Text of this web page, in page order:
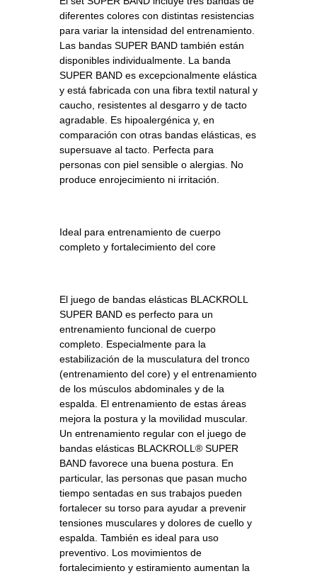
diferentes colores con distintas resistencias
para variar la intensidad del entrenamiento.
Las bandas SUPER BAND también están
disponibles individualmente. La banda
SUPER BAND es excepcionalmente elástica
y está fabricada con una fibra textil natural y
caucho, resistentes al desgarro y de tacto
agradable. Es hipoalergénica y, en
comparación con otras bandas elásticas, es
supersuave al tacto. Perfecta para
personas con piel sensible o alergias. No
produce enrojecimiento ni irritación.
Ideal para entrenamiento de cuerpo
completo y fortalecimiento del core
El juego de bandas elásticas BLACKROLL
SUPER BAND es perfecto para un
entrenamiento funcional de cuerpo
completo. Especialmente para la
estabilización de la musculatura del tronco
(entrenamiento del core) y el entrenamiento
de los músculos abdominales y de la
espalda. El entrenamiento de estas áreas
mejora la postura y la movilidad muscular.
Un entrenamiento regular con el juego de
bandas elásticas BLACKROLL® SUPER
BAND favorece una buena postura. En
particular, las personas que pasan mucho
tiempo sentadas en sus trabajos pueden
fortalecer su torso para ayudar a prevenir
tensiones musculares y dolores de cuello y
espalda. También es ideal para uso
preventivo. Los movimientos de
fortalecimiento y estiramiento aumentan la